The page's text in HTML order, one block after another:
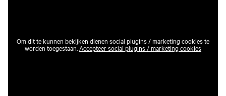
Om dit te kunnen bekijken dienen social plugins / marketing cookies te
worden toegestaan.Accepteer social plugins / marketing cookies